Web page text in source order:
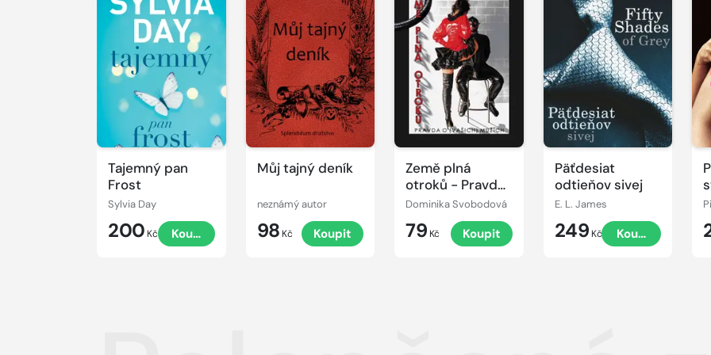
Tajemný pan
Frost
Sylvia Day
200 Kč Koupit
Můj tajný deník
neznámý autor
98 Kč Koupit
Země plná
otroků - Pravda
o (vašich)
Dominika Svobodová
79 Kč Koupit
Päťdesiat
odtieňov sivej
E. L. James
249 Kč Koupit